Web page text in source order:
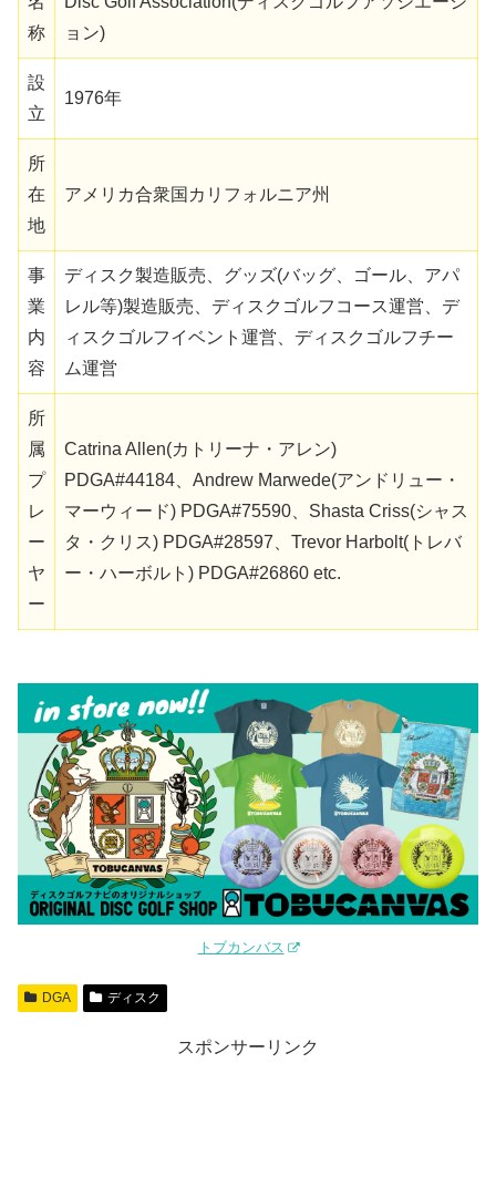
称
ョン)
設
立
1976年
所
在
地
アメリカ合衆国カリフォルニア州
事
業
内
容
ディスク製造販売、グッズ(バッグ、ゴール、アパ
レル等)製造販売、ディスクゴルフコース運営、デ
ィスクゴルフイベント運営、ディスクゴルフチー
ム運営
所
属
プ
レ
ー
ヤ
ー
Catrina Allen(カトリーナ・アレン)
PDGA#44184、Andrew Marwede(アンドリュー・
マーウィード) PDGA#75590、Shasta Criss(シャス
タ・クリス) PDGA#28597、Trevor Harbolt(トレバ
ー・ハーボルト) PDGA#26860 etc.
トブカンバス
DGA ディスク
スポンサーリンク